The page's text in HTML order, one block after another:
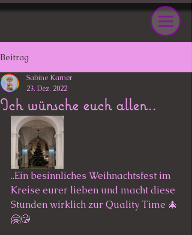
Beitrag
Ich wünsche euch allen..
Sabine Karner
23. Dez. 2022
..Ein besinnliches Weihnachtsfest im
Kreise eurer lieben und macht diese
Stunden wirklich zur Quality Time 🎄
🤗😘